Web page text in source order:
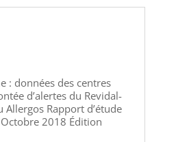
: données des centres
d’alertes du Revidal-
Allergos Rapport d’étude
2018 Édition